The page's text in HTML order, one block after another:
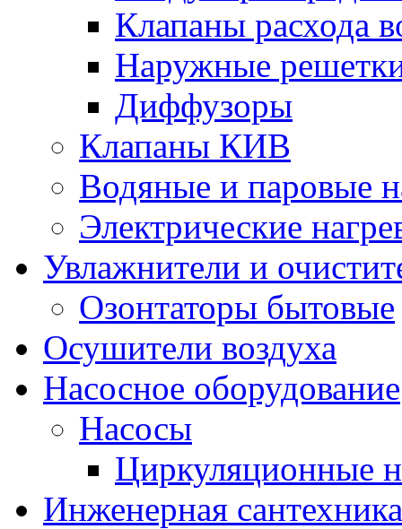
Клапаны расхода
Наружные
Диффузоры
Клапаны КИВ
Водяные и паровые
Электрические
Увлажнители и
Озонтаторы бытовые
Осушители воздуха
Насосное оборудование
Насосы
Циркуляционные
Инженерная сантехника